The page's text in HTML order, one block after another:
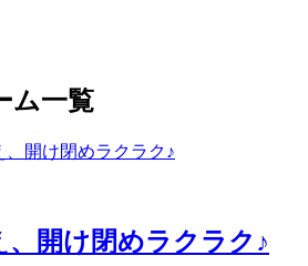
ム一覧
、開け閉めラクラク♪